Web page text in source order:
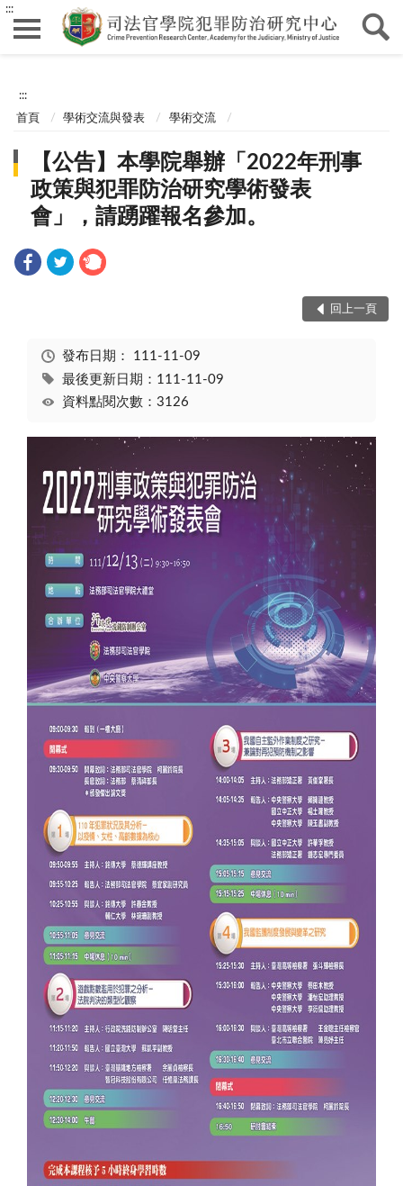
:::
:::
首頁 學術交流與發表 學術交流
【公告】本學院舉辦「2022年刑事
政策與犯罪防治研究學術發表
會」，請踴躍報名參加。
回上一頁
發布日期： 111-11-09
最後更新日期：111-11-09
資料點閱次數：3126